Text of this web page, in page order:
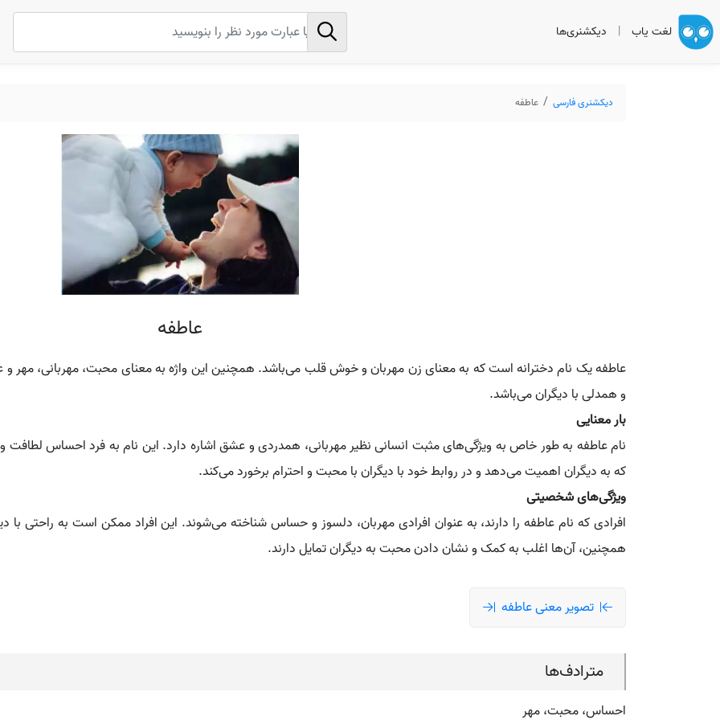
لغت یاب | دیکشنری‌ها
دیکشنری فارسی عاطفه
عاطفه
عاطفه یک نام دخترانه است که به معنای زن مهربان و خوش قلب می‌باشد. همچنین این واژه به معنای محبت، مهربانی،
و همدلی با دیگران می‌باشد.
بار معنایی
نام عاطفه به طور خاص به ویژگی‌های مثبت انسانی نظیر مهربانی، همدردی و عشق اشاره دارد. این نام به فرد احساس
که به دیگران اهمیت می‌دهد و در روابط خود با دیگران با محبت و احترام برخورد می‌کند.
ویژگی‌های شخصیتی
افرادی که نام عاطفه را دارند، به عنوان افرادی مهربان، دلسوز و حساس شناخته می‌شوند. این افراد ممکن است به راحتی با
همچنین، آن‌ها اغلب به کمک و نشان دادن محبت به دیگران تمایل دارند.
تصویر معنی عاطفه
مترادف‌ها
احساس، محبت، مهر